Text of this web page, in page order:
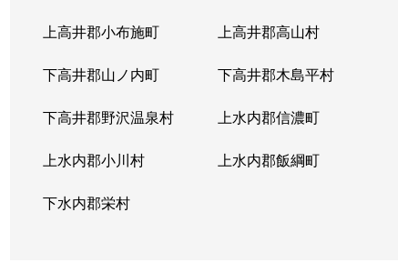
上高井郡小布施町 上高井郡高山村
下高井郡山ノ内町 下高井郡木島平村
下高井郡野沢温泉村 上水内郡信濃町
上水内郡小川村 上水内郡飯綱町
下水内郡栄村